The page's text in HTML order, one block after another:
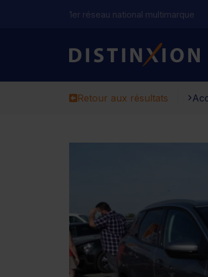
1er réseau national multimarque
Retour aux résultats